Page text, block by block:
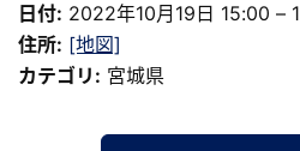
日付: 2022年10月19日 15:00 –
住所: [地図]
カテゴリ: 宮城県